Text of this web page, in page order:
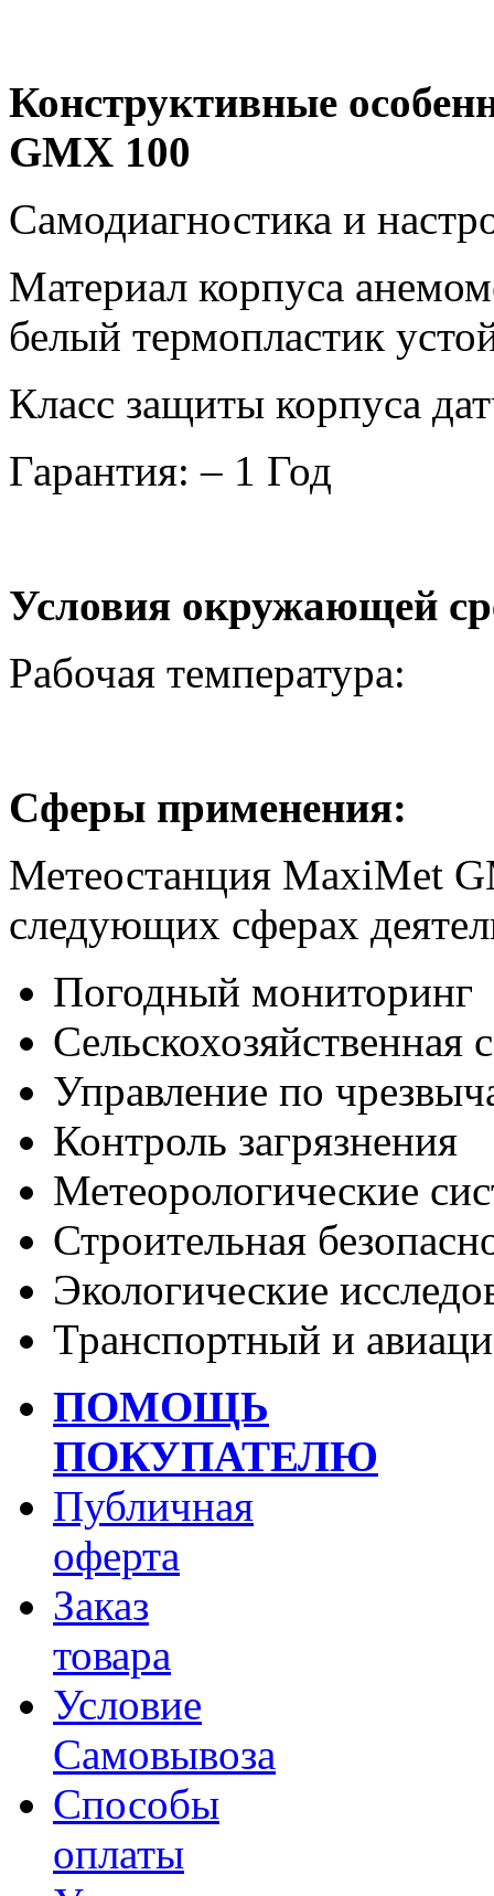
Конструктивные
GMX 100
Самодиагностика и
Материал корпуса
белый термопластик
Класс защиты корпуса
Гарантия: – 1 Год
Условия окружающей
Рабочая
Сферы применения:
Метеостанция MaxiMet
следующих сферах
Погодный мониторинг
Сельскохозяйственная
Управление по
Контроль загрязнения
Метеорологические
Строительная
Экологические
Транспортный и
ПОМОЩЬ
ПОКУПАТЕЛЮ
Публичная
оферта
Заказ
товара
Условие
Самовывоза
Способы
оплаты